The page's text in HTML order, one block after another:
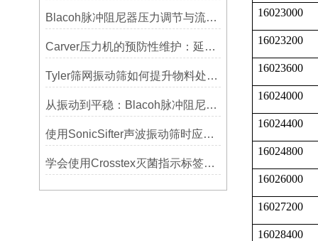
Blacoh脉冲阻尼器压力调节与流量匹配技巧
Carver压力机的预防性维护：延长使用寿命的技巧
Tyler筛网振动筛如何提升物料处理能力
从振动到平稳：Blacoh脉冲阻尼器在泵系统中的应用
使用SonicSifter声波振动筛时应注意的几个方面
学会使用Crosstex灭菌指示标签提高无菌保证水平
16023000
16023200
16023600
16024000
16024400
16024800
16026000
16027200
16028400